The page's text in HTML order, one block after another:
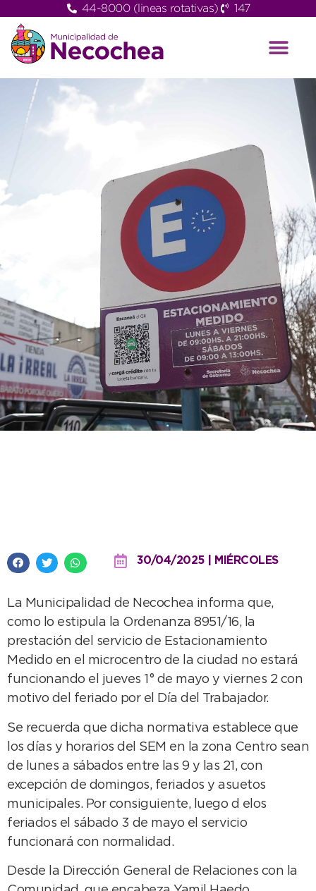
44-8000 (lineas rotativas) 147
30/04/2025 | MIÉRCOLES
La Municipalidad de Necochea informa que,
como lo estipula la Ordenanza 8951/16, la
prestación del servicio de Estacionamiento
Medido en el microcentro de la ciudad no estará
funcionando el jueves 1° de mayo y viernes 2 con
motivo del feriado por el Día del Trabajador.
Se recuerda que dicha normativa establece que
los días y horarios del SEM en la zona Centro sean
de lunes a sábados entre las 9 y las 21, con
excepción de domingos, feriados y asuetos
municipales. Por consiguiente, luego d elos
feriados el sábado 3 de mayo el servicio
funcionará con normalidad.
Desde la Dirección General de Relaciones con la